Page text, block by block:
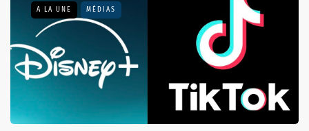
A LA UNE MÉDIAS